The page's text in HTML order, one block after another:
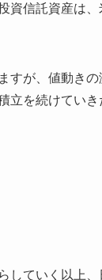
資信託資産は
すが、値動き
を続けていき
していく以上